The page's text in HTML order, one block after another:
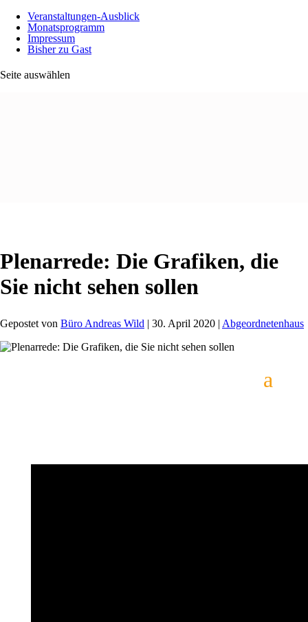
Veranstaltungen-Ausblick
Monatsprogramm
Impressum
Bisher zu Gast
Seite auswählen
Plenarrede: Die Grafiken, die
Sie nicht sehen sollen
Gepostet von Büro Andreas Wild | 30. April 2020 | Abgeordnetenhaus